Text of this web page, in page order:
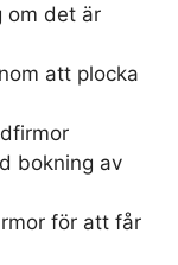
om det är
att plocka
bokning av
för att får